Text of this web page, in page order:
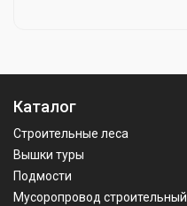
Каталог
Строительные леса
Вышки туры
Подмости
Мусоропровод строительный